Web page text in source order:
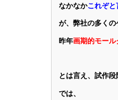
なかなかこれぞと
が、弊社の多くの
昨年画期的モール
とは言え、試作
では、